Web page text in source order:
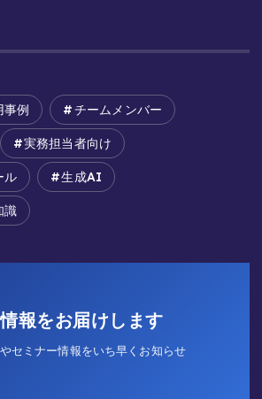
例 チームメンバー
実務担当者向け
ル 生成AI
識
報をお届けします
セミナー情報をいち早くお知らせ